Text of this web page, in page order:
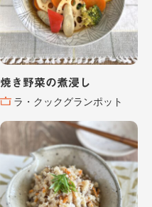
焼き野菜の煮浸し
ラ・クックグランポット